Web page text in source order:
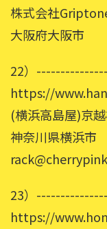
株式会社
大阪府大阪市
22）
https://
(横浜高島屋)京
神奈川県横浜市
23）
https://